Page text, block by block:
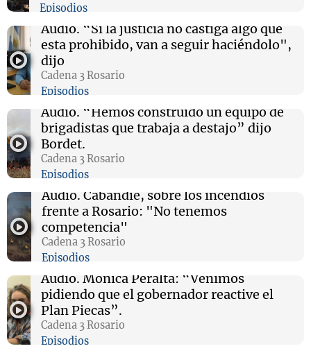
Episodios
Audio. “Si la justicia no castiga algo que
esta prohibido, van a seguir haciéndolo",
dijo
Cadena 3 Rosario
Episodios
Audio. “Hemos construido un equipo de
brigadistas que trabaja a destajo” dijo
Bordet.
Cadena 3 Rosario
Episodios
Audio. Cabandié, sobre los incendios
frente a Rosario: "No tenemos
competencia"
Cadena 3 Rosario
Episodios
Audio. Mónica Peralta: “Venimos
pidiendo que el gobernador reactive el
Plan Piecas”.
Cadena 3 Rosario
Episodios